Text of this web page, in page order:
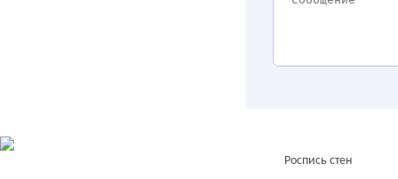
Роспись стен